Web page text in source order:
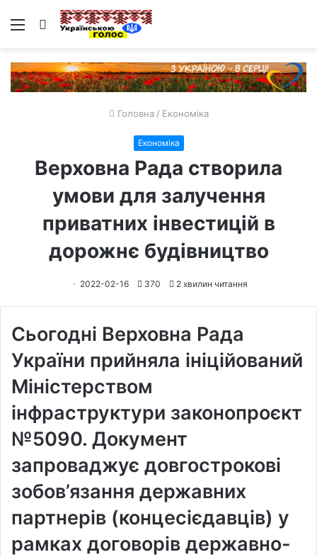
Меню Пошук
Головна / Економіка
Економіка
Верховна Рада створила
умови для залучення
приватних інвестицій в
дорожнє будівництво
2022-02-16 370 2 хвилин читання
Сьогодні Верховна Рада
України прийняла ініційований
Міністерством
інфраструктури законопроєкт
№5090. Документ
запроваджує довгострокові
зобов’язання державних
партнерів (концесієдавців) у
рамках договорів державно-